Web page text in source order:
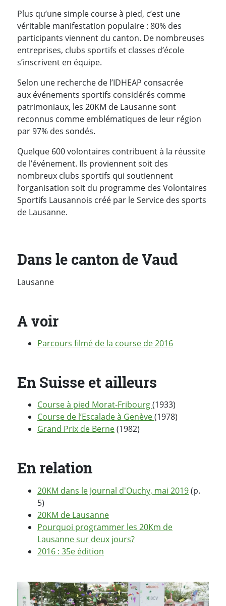
Plus qu’une simple course à pied, c’est une
véritable manifestation populaire : 80% des
participants viennent du canton. De nombreuses
entreprises, clubs sportifs et classes d’école
s’inscrivent en équipe.
Selon une recherche de l’IDHEAP consacrée
aux événements sportifs considérés comme
patrimoniaux, les 20KM de Lausanne sont
reconnus comme emblématiques de leur région
par 97% des sondés.
Quelque 600 volontaires contribuent à la réussite
de l’événement. Ils proviennent soit des
nombreux clubs sportifs qui soutiennent
l’organisation soit du programme des Volontaires
Sportifs Lausannois créé par le Service des sports
de Lausanne.
Dans le canton de Vaud
Lausanne
A voir
Parcours filmé de la course de 2016
En Suisse et ailleurs
Course à pied Morat-Fribourg(1933)
Course de l’Escalade à Genève(1978)
Grand Prix de Berne(1982)
En relation
20KM dans le Journal d'Ouchy, mai 2019(p.
5)
20KM de Lausanne
Pourquoi programmer les 20Km de
Lausanne sur deux jours?
2016 : 35e édition